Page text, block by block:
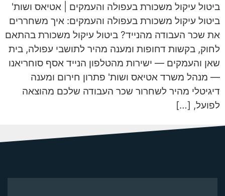
ביטול עיקול משכורת בעפולה והעמקים | אטיאס ושות'
ביטול עיקול משכורת בעפולה והעמקים: איך משחררים
את שכר העבודה מהנייד? ביטול עיקול משכורת בהתאם
לחוק, בקשות דחופות ומענה מהיר לתושבי עפולה, בית
שאן והעמקים — ישירות מהטלפון הנייד אסף סוחריאנו
— מנהל משרד אטיאס ושות' פתרון חירום ומענה
דיגיטלי מהיר לשחרור שכר העבודה שלכם מהוצאה
לפועל, […]